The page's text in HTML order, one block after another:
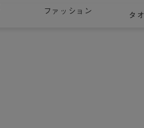
ファッション
タ